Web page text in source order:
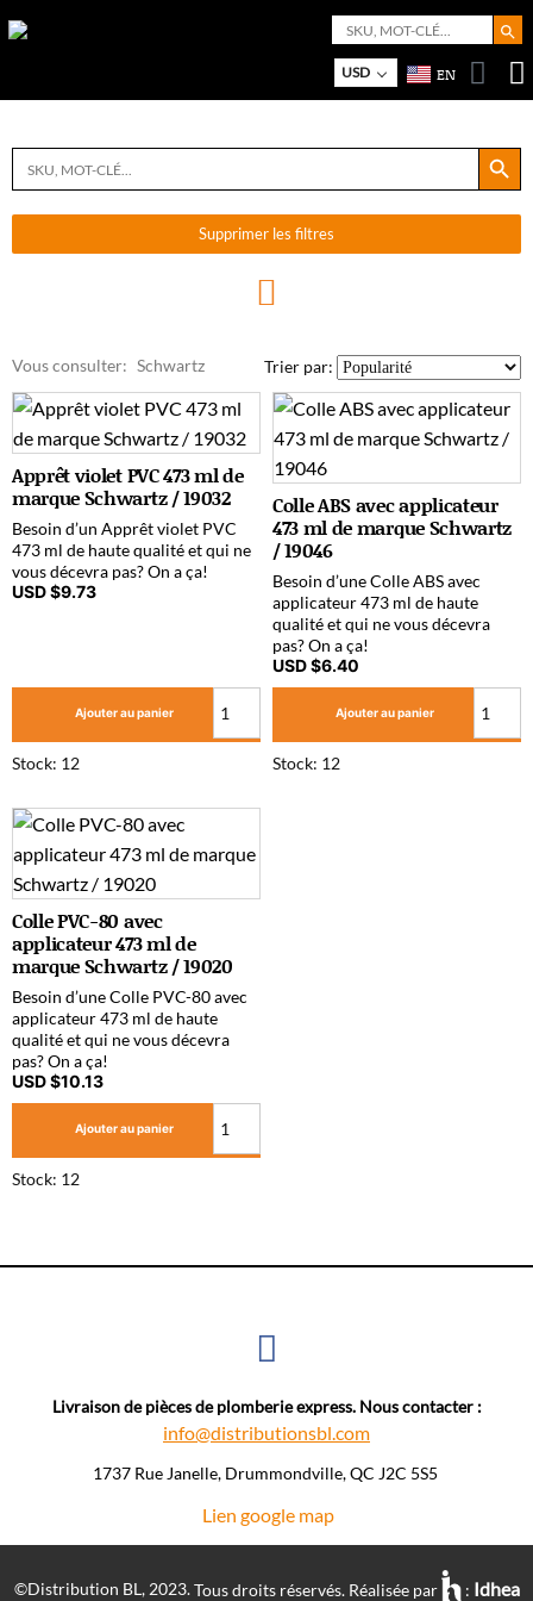
Search
for:
Search
USD EN
Search
for:
Search Button
Supprimer les filtres
Vous consulter: Schwartz Trier par:
Apprêt violet PVC 473 ml de
marque Schwartz / 19032
Besoin d’un Apprêt violet PVC
473 ml de haute qualité et qui ne
vous décevra pas? On a ça!
USD $9.73
Ajouter au panier
Stock: 12
Colle ABS avec applicateur
473 ml de marque Schwartz
/ 19046
Besoin d’une Colle ABS avec
applicateur 473 ml de haute
qualité et qui ne vous décevra
pas? On a ça!
USD $6.40
Ajouter au panier
Stock: 12
Colle PVC-80 avec
applicateur 473 ml de
marque Schwartz / 19020
Besoin d’une Colle PVC-80 avec
applicateur 473 ml de haute
qualité et qui ne vous décevra
pas? On a ça!
USD $10.13
Ajouter au panier
Stock: 12
Livraison de pièces de plomberie express. Nous contacter :
info@distributionsbl.com
1737 Rue Janelle, Drummondville, QC J2C 5S5 ​
Lien google map
©Distribution BL, 2023.Tous droits réservés. Réalisée par : Idhea